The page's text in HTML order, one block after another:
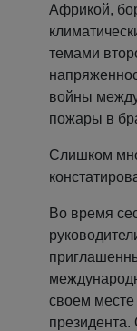
Африкой,
темами
войны
пожары в
Слишком
Во время
своем месте